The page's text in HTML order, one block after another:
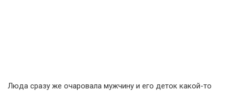
Люда сразу же очаровала мужчину и его деток какой-то